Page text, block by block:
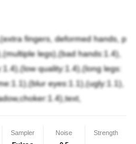
fingers, deformed hands, p
legs),(bad hands:1.4),
quality:1.4),(long legs:
eyes:1.1),(ugly:1.1),
Sampler
Noise
Strength